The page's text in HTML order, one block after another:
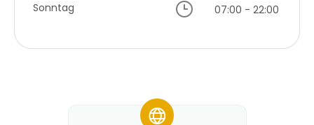
Sonntag
07:00 - 22:00
*